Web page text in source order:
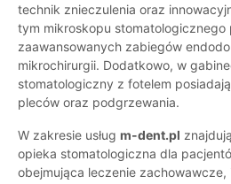
technik znieczulenia oraz
tym mikroskopu
zaawansowanych zabiegów
mikrochirurgii. Dodatkowo, w
stomatologiczny z fotelem
pleców oraz podgrzewania.
W zakresie usług m-dent.pl
opieka stomatologiczna dla
obejmująca leczenie zachowawcze,